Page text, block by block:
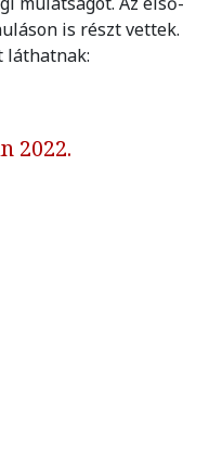
is részt vettek.
láthatnak:
2022.